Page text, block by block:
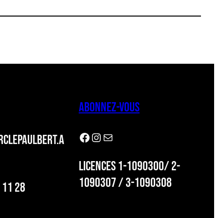
28
ABONNEZ-VOUS
Facebook Instagram Newsletter
LICENCES 1-1090300/ 2-
1090307 / 3-1090308